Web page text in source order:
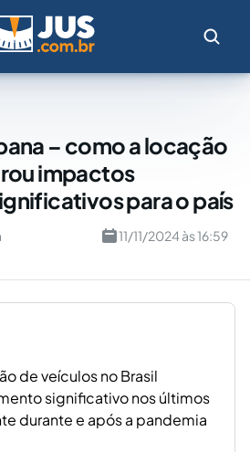
– como a locação
impactos
para o país
11/11/2024 às 16:59
de veículos no Brasil
significativo nos últimos
durante e após a pandemia